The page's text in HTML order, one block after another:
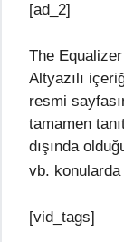
[ad_2]
The
Altyazılı
resmi
tamamen
dışında
vb.
[vid_tags]